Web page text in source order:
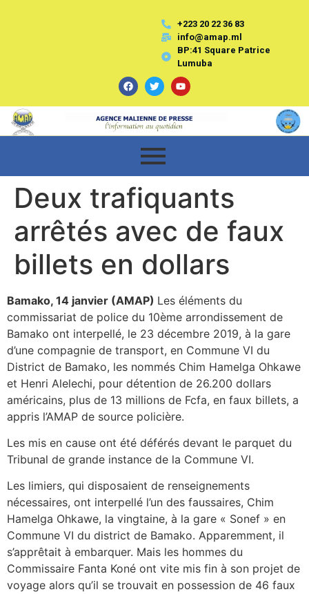
+223 20 22 36 83
info@amap.ml
BP:41 Square Patrice
Lumuba
Deux trafiquants
arrêtés avec de faux
billets en dollars
Bamako, 14 janvier (AMAP) Les éléments du
commissariat de police du 10ème arrondissement de
Bamako ont interpellé, le 23 décembre 2019, à la gare
d’une compagnie de transport, en Commune VI du
District de Bamako, les nommés Chim Hamelga Ohkawe
et Henri Alelechi, pour détention de 26.200 dollars
américains, plus de 13 millions de Fcfa, en faux billets, a
appris l’AMAP de source policière.
Les mis en cause ont été déférés devant le parquet du
Tribunal de grande instance de la Commune VI.
Les limiers, qui disposaient de renseignements
nécessaires, ont interpellé l’un des faussaires, Chim
Hamelga Ohkawe, la vingtaine, à la gare « Sonef » en
Commune VI du district de Bamako. Apparemment, il
s’apprêtait à embarquer. Mais les hommes du
Commissaire Fanta Koné ont vite mis fin à son projet de
voyage alors qu’il se trouvait en possession de 46 faux